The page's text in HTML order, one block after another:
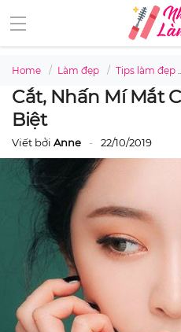
Home Làm đẹp Tips làm đẹp
Cắt, Nhấn Mí Mắt
Biệt
Viết bởi Anne 22/10/2019